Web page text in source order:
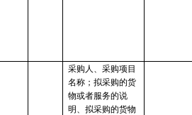
采购人、采购项目
名称；拟采购的货
物或者服务的说
明、拟采购的货物